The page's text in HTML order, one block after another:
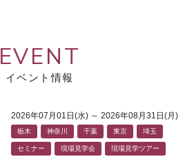
EVENT
イベント情報
2026年07月01日(水) ～ 2026年08月31日(月)
栃木 神奈川 千葉 東京 埼玉
セミナー 現場見学会 現場見学ツアー